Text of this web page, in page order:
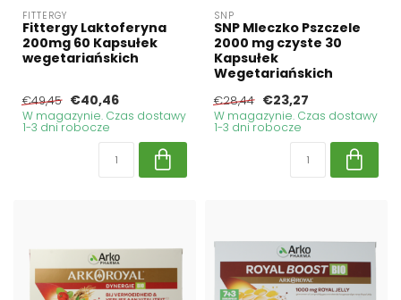
FITTERGY
Fittergy Laktoferyna
200mg 60 Kapsułek
wegetariańskich
€49,45 €40,46
W magazynie. Czas dostawy
1-3 dni robocze
SNP
SNP Mleczko Pszczele
2000 mg czyste 30
Kapsułek
Wegetariańskich
€28,44 €23,27
W magazynie. Czas dostawy
1-3 dni robocze